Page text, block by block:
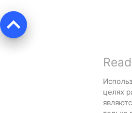
keyboard_arrow_up
целях